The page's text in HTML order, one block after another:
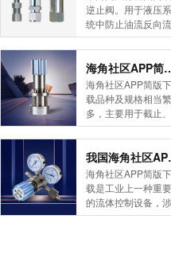
网版是采用控制阀体
内的启闭件的开度来
调节介质的流量，
介质的压力降低，
时借助阀后压力的作
用调节启闭件的开
度，使阀后压力保持
在一定范围内，在进
口压力不断变化的情
在设定的范围内，保
护其后的生活生产器
具。本类海角社区
APP简版下载在管......
逆止阀。用于液压系
统中防止油流反向流
动,或者用于气动系
中防止压缩空气逆
流动。今天HJBA8海
角论坛海角社区APP
简版下载为您介绍一
下什么是单向阀。
一、简介单向阀有
通式和直角式两种
直通式单向阀用螺纹
连接安装在管路上。
直角式单向阀有螺纹
连接、板式连接和法
兰连接三种形式。液
海角社区APP简版
海角社区APP简版下
载品种及规格相当繁
多，主要用于截止、
导流、稳压、分流
等，用途广泛。正
和有序有效的维护保
养会保护海角社区
APP简版下载，使海
角社区APP简版下载
正常发挥功能并且
我国海
海角社区APP简版下
载是工业上一种重要
的流体控制设备，涉
及到国民经济诸多